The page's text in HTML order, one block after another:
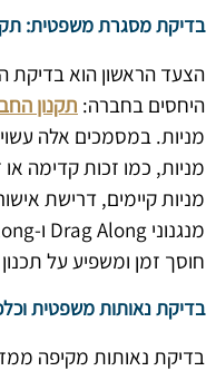
בדיקת מסגרת משפטית:
הצעד הראשון הוא
היחסים בחברה: תקנון
מניות. במסמכים אלה
מניות, כמו זכות קדימה
מניות קיימים, דרישת
חוסך זמן ומשפיע על
בדיקת נאותות משפטית
בדיקת נאותות מקיפה